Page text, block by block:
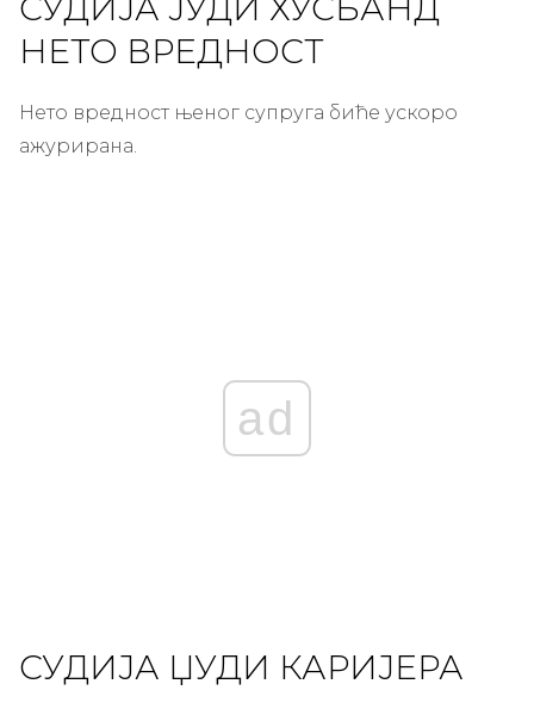
НЕТО ВРЕДНОСТ
Нето вредност њеног супруга биће ускоро
ажурирана.
ad
СУДИЈА ЏУДИ КАРИЈЕРА